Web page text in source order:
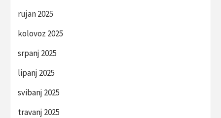
rujan 2025
kolovoz 2025
srpanj 2025
lipanj 2025
svibanj 2025
travanj 2025